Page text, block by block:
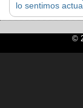
lo sentimos
©